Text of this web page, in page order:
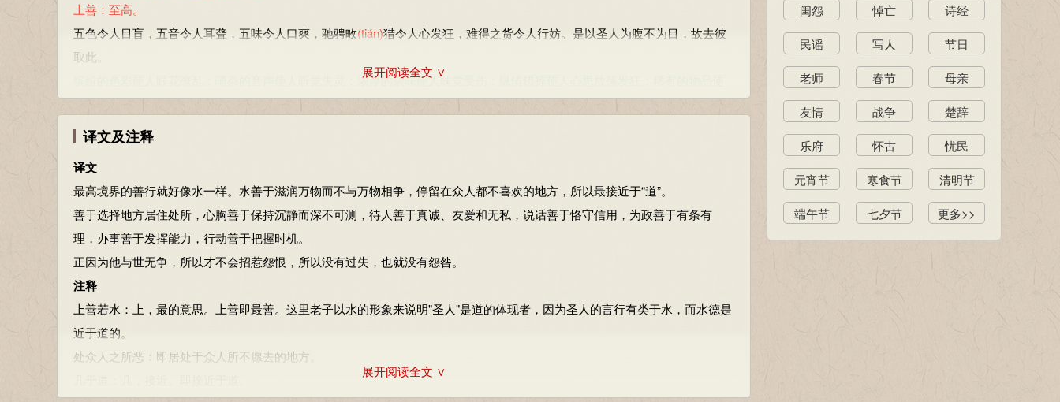
上善：至高。
五色令人目盲，五音令人耳聋，五味令人口爽，驰骋畋(tián)猎令人心发狂，难得之货令人行妨。是以圣人为腹不为目，故去彼
取此。
缤纷的色彩使人眼花缭乱；嘈杂的音声使人听觉失灵；浓厚的杂味使人味觉受伤；纵情猎掠使人心思放荡发狂；稀有的物品使
人行于不轨。因此，圣人致力于解决温饱，不耽乐于感官的享乐，所以要有所取舍。
古之善为士者，微妙玄通，深不可识。夫唯不可识。
故强为之容：豫
谷；浑兮，其若浊。
正因为不能认识他，所以只能勉强地形容他：他小心谨慎啊，好像冬天踩着水过河；他警觉戒备啊，好像防备着邻国的进攻；
他恭敬郑重啊，好像要去赴宴做客；他行动洒脱啊，好像冰块缓缓消融；他纯朴厚道啊，好像没有经过加工的原料；他旷远豁
达啊，好像深幽的山谷；他浑厚宽容，好像不清的浊水。
豫：一种野兽的名称，它性多疑，在此指迟疑谨慎的意思。川：小河。犹：一种野兽。涣：疏散。朴：未经雕琢的木头。
孰能浊以止，静之徐清？
谁能使浑浊安静下来，慢慢澄清？
孰能安以久，动之徐生？
展开阅读全文 ∨
译文及注释
译文
最高境界的善行就好像水一样。水善于滋润万物而不与万物相争，停留在众人都不喜欢的地方，所以最接近于“道”。
善于选择地方居住处所，心胸善于保持沉静而深不可测，待人善于真诚、友爱和无私，说话善于恪守信用，为政善于有条有
理，办事善于发挥能力，行动善于把握时机。
正因为他与世无争，所以才不会招惹怨恨，所以没有过失，也就没有怨咎。
注释
上善若水：上，最的意思。上善即最善。这里老子以水的形象来说明"圣人"是道的体现者，因为圣人的言行有类于水，而水德是
近于道的。
处众人之所恶：即居处于众人所不愿去的地方。
展开阅读全文 ∨
闺怨 悼亡 诗经
民谣 写人 节日
老师 春节 母亲
友情 战争 楚辞
乐府 怀古 忧民
元宵节 寒食节 清明节
端午节 七夕节 更多>>